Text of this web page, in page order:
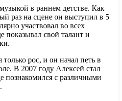
в раннем детстве. Как
раз на сцене он выступил в 5
участвовал во всех
показывал свой талант и
рос, и он начал петь в
В 2007 году Алексей стал
познакомился с различными